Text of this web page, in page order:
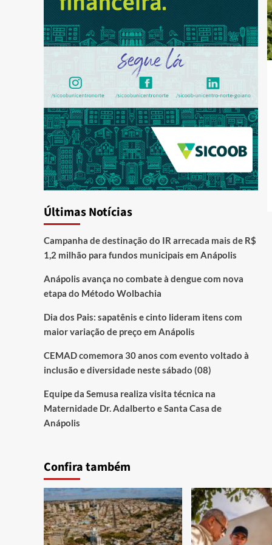
Últimas Notícias
Campanha de destinação do IR arrecada mais de R$
1,2 milhão para fundos municipais em Anápolis
Anápolis avança no combate à dengue com nova
etapa do Método Wolbachia
Dia dos Pais: sapatênis e cinto lideram itens com
maior variação de preço em Anápolis
CEMAD comemora 30 anos com evento voltado à
inclusão e diversidade neste sábado (08)
Equipe da Semusa realiza visita técnica na
Maternidade Dr. Adalberto e Santa Casa de
Anápolis
Confira também